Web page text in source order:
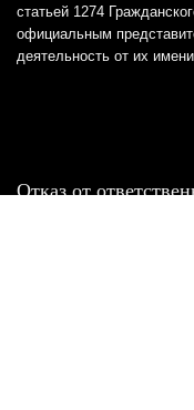
статьей 1274
официальным
деятельность от их
Отказ от